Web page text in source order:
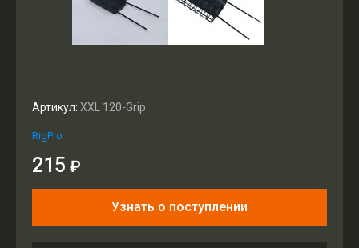
Артикул: XXL 120-Grip
RigPro
215 ₽
Узнать о поступлении